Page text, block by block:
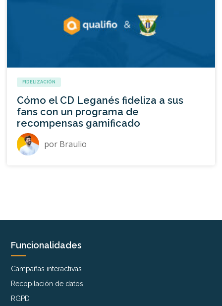
FIDELIZACIÓN
Cómo el CD Leganés fideliza a sus
fans con un programa de
recompensas gamificado
por Braulio
Funcionalidades
Campañas interactivas
Recopilación de datos
RGPD